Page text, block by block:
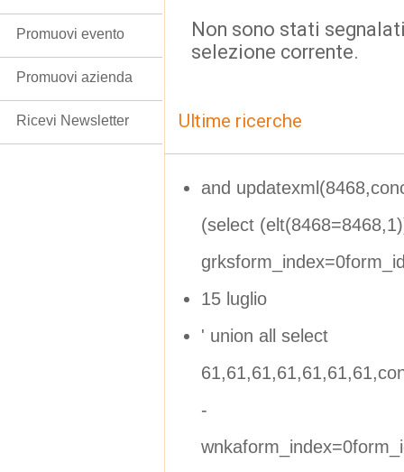
Non sono stati
selezione corrente.
Ultime ricerche
and
(select
15 luglio
' union all select
-
Promuovi evento
Promuovi azienda
Ricevi Newsletter